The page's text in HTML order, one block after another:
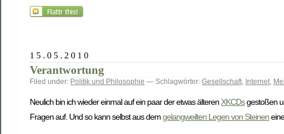
15.05.2010
Verantwortung
Filed under: Politik und Philosophie — Schlagwörter: Gesellschaft, Internet,
Neulich bin ich wieder einmal auf ein paar der etwas älteren XKCDsgestoßen
Fragen auf. Und so kann selbst aus demgelangweilten Legen von Steinen